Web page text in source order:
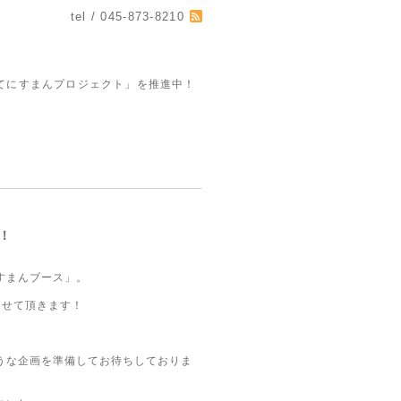
tel / 045-873-8210
すまんプロジェクト」を推進中！
んブース」。
て頂きます！
企画を準備してお待ちしておりま